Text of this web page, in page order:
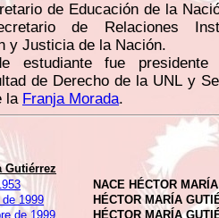
de Educación de la
de Relaciones
y Justicia de la Nación.
estudiante fue
de Derecho de la UNL y
la Franja Morada.
Gutiérrez
NACE HÉCTOR
1999
HÉCTOR MARÍA
de 1999
HÉCTOR MARÍA